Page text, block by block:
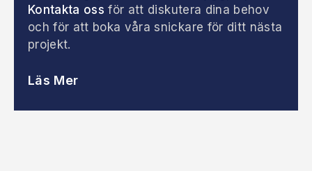
Kontakta oss för att diskutera dina behov
och för att boka våra snickare för ditt nästa
projekt.
Läs Mer